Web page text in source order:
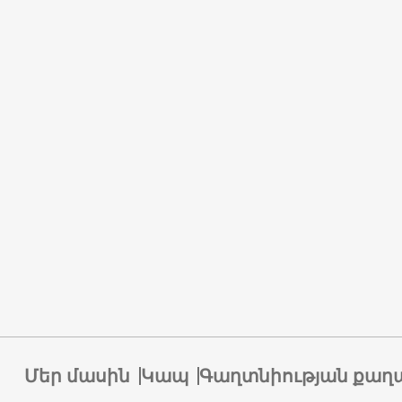
Մեր մասին Կապ Գաղտնիության